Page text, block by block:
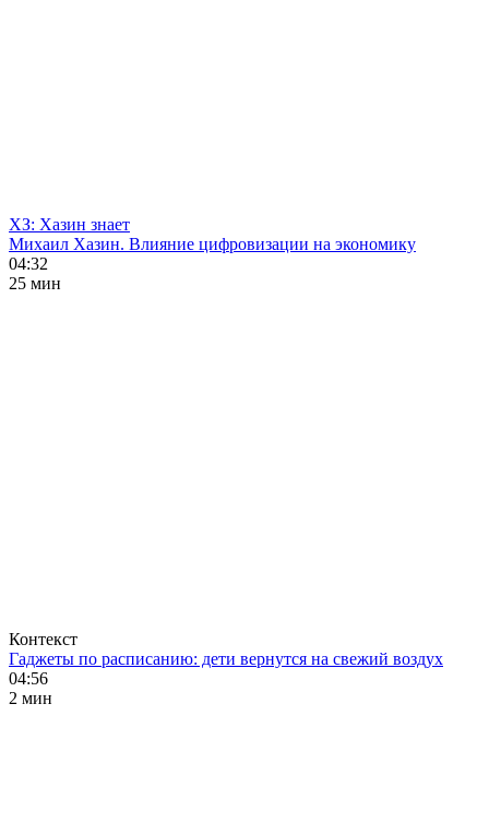
ХЗ: Хазин знает
Михаил Хазин. Влияние цифровизации на экономику
04:32
25 мин
Контекст
Гаджеты по расписанию: дети вернутся на свежий воздух
04:56
2 мин